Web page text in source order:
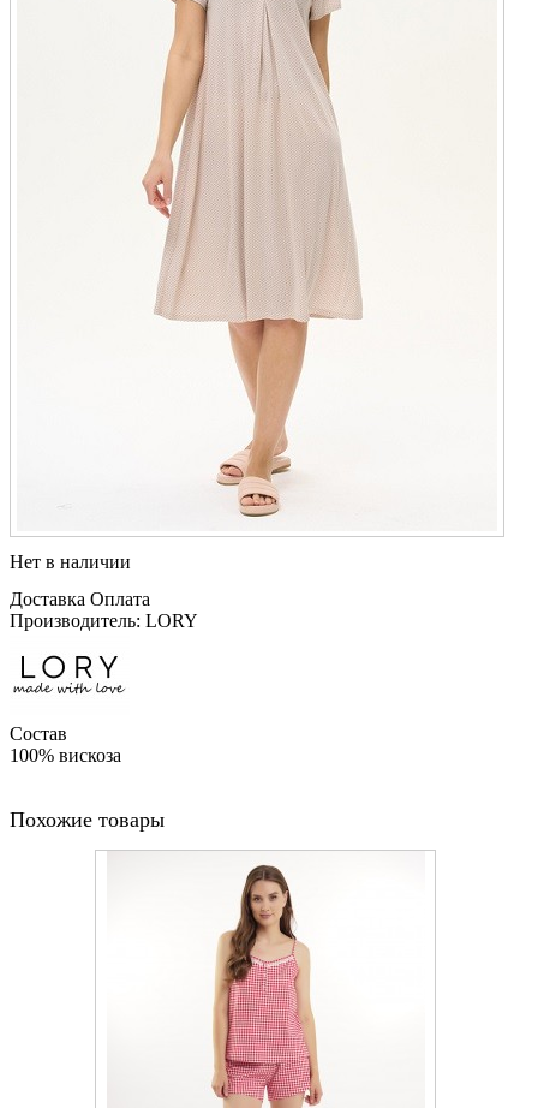
Нет в наличии
Доставка Оплата
Производитель: LORY
Состав
100% вискоза
Похожие товары